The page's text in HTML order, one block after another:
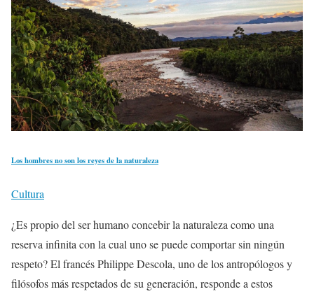
Los hombres no son los reyes de la naturaleza
Cultura
¿Es propio del ser humano concebir la naturaleza como una
reserva infinita con la cual uno se puede comportar sin ningún
respeto? El francés Philippe Descola, uno de los antropólogos y
filósofos más respetados de su generación, responde a estos